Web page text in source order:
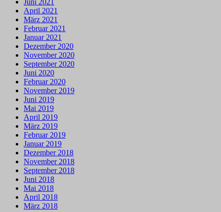
Juni 2021
April 2021
März 2021
Februar 2021
Januar 2021
Dezember 2020
November 2020
September 2020
Juni 2020
Februar 2020
November 2019
Juni 2019
Mai 2019
April 2019
März 2019
Februar 2019
Januar 2019
Dezember 2018
November 2018
September 2018
Juni 2018
Mai 2018
April 2018
März 2018